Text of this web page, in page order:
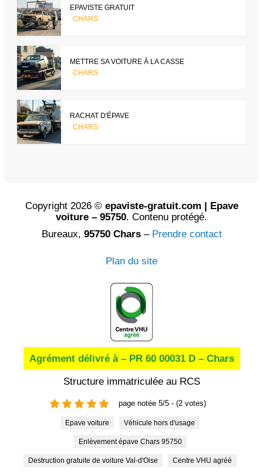
EPAVISTE GRATUIT
CHARS
METTRE SA VOITURE À LA CASSE
CHARS
RACHAT D'ÉPAVE
CHARS
Copyright 2026 © epaviste-gratuit.com | Epave
voiture – 95750. Contenu protégé.
Bureaux, 95750 Chars– Prendre contact
Plan du site
Agrément délivré à – PR 60 00031 D – Chars
Structure immatriculée au RCS
page notée 5/5 - (2 votes)
Epave voiture Véhicule hors d'usage
Enlèvement épave Chars 95750
Destruction gratuite de voiture Val-d'Oise Centre VHU agréé